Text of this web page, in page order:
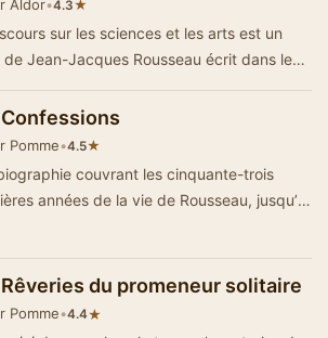
Aldor•4.3★
sur les sciences et les arts est un
Jean-Jacques Rousseau écrit dans le
Pomme•4.5★
couvrant les cinquante-trois
années de la vie de Rousseau, jusqu’à
du promeneur solitaire
Pomme•4.4★